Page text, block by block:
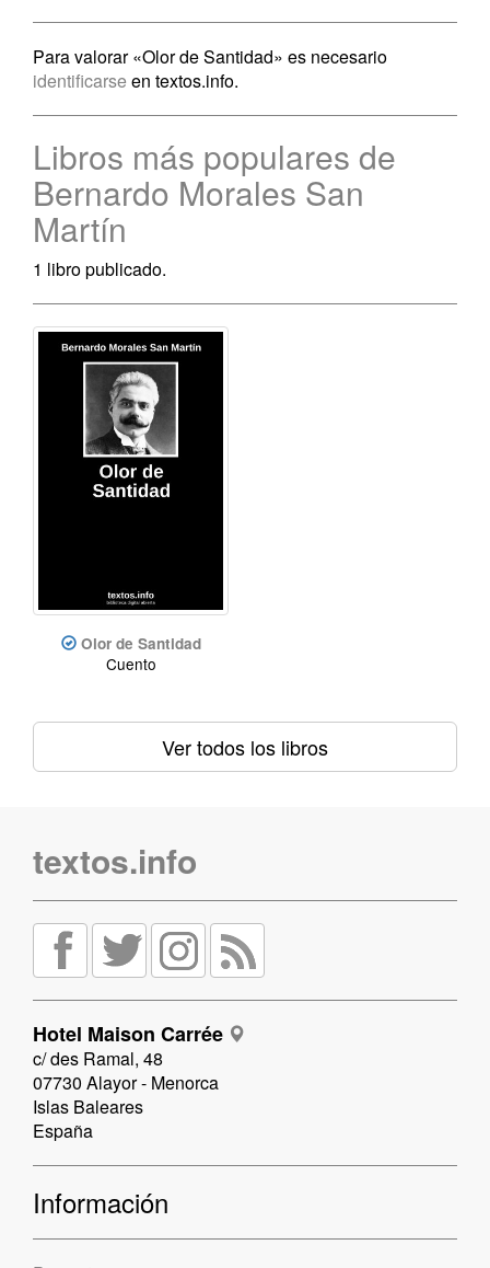
Para valorar «Olor de Santidad» es necesario
identificarse en textos.info.
Libros más populares de
Bernardo Morales San
Martín
1 libro publicado.
Olor de Santidad
Cuento
Ver todos los libros
textos.info
Hotel Maison Carrée
c/ des Ramal, 48
07730 Alayor - Menorca
Islas Baleares
España
Información